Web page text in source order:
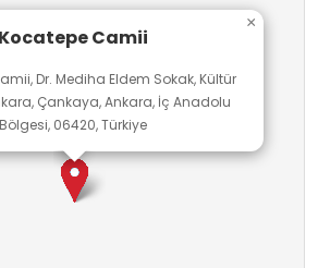
Kocatepe Camii
Dr. Mediha Eldem Sokak, Kültür
Çankaya, Ankara, İç Anadolu
Bölgesi, 06420, Türkiye
×